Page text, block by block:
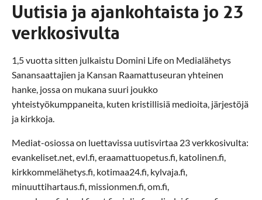
Uutisia ja ajankohtaista jo 23
verkkosivulta
1,5 vuotta sitten julkaistu Domini Life on Medialähetys
Sanansaattajien ja Kansan Raamattuseuran yhteinen
hanke, jossa on mukana suuri joukko
yhteistyökumppaneita, kuten kristillisiä medioita, järjestöjä
ja kirkkoja.
Mediat-osiossa on luettavissa uutisvirtaa 23 verkkosivulta:
evankeliset.net, evl.fi, eraamattuopetus.fi, katolinen.fi,
kirkkommelähetys.fi, kotimaa24.fi, kylvaja.fi,
minuuttihartaus.fi, missionmen.fi, om.fi,